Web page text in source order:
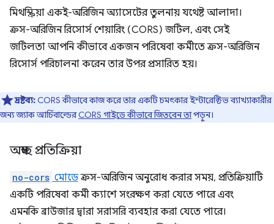
মিথস্ক্রিয়া একই-অরিজিন অ্যাসেটের তুলনায় যথেষ্ট আলাদা।
ক্রস-অরিজিন রিসোর্স শেয়ারিং (CORS) জটিল, এবং সেই
জটিলতা আপনি কীভাবে একজন পরিষেবা কর্মীতে ক্রস-অরিজিন
রিসোর্স পরিচালনা করেন তার উপর প্রসারিত হয়।
দ্রষ্টব্য: CORS কীভাবে কাজ করে তার একটি চমৎকার ইন্টারেক্টিভ ব্যাখ্যাকারীর
জন্য জ্যাক আর্চিবাল্ডেরCORS গাইডে কীভাবে জিতবেন তাপড়ুন।
অস্বচ্ছ প্রতিক্রিয়া
no-cors মোডেক্রস-অরিজিন অনুরোধ করার সময়, প্রতিক্রিয়াটি
একটি পরিষেবা কর্মী ক্যাশে সংরক্ষণ করা যেতে পারে এবং
এমনকি ব্রাউজার দ্বারা সরাসরি ব্যবহার করা যেতে পারে।